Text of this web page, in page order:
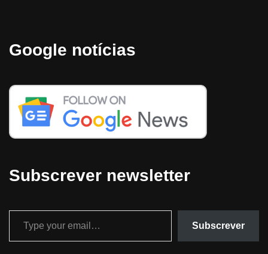
Google notícias
Subscrever newsletter
Subscrever